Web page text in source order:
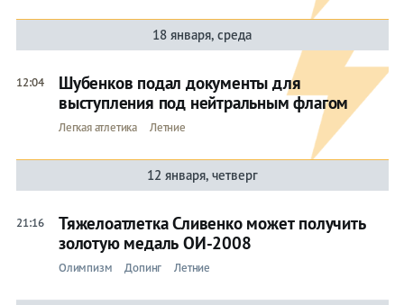
18 января, среда
12:04
Шубенков подал документы для
выступления под нейтральным флагом
Легкая атлетика Летние
12 января, четверг
21:16
Тяжелоатлетка Сливенко может получить
золотую медаль ОИ-2008
Олимпизм Допинг Летние